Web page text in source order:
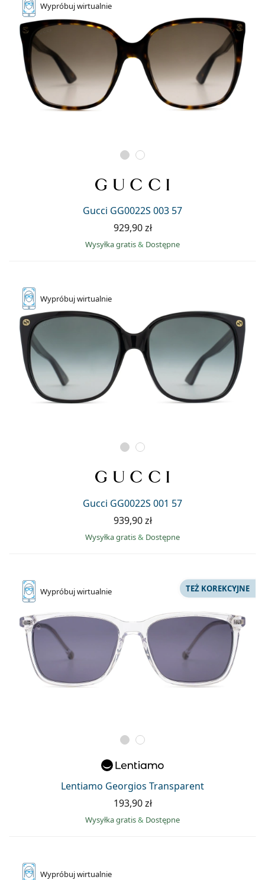
Wypróbujwirtualnie
Gucci GG0022S 003 57
929,90 zł
Wysyłka gratis& Dostępne
Wypróbujwirtualnie
Gucci GG0022S 001 57
939,90 zł
Wysyłka gratis& Dostępne
Wypróbujwirtualnie
Lentiamo Georgios Transparent
TEŻ KOREKCYJNE
193,90 zł
Wysyłka gratis& Dostępne
Wypróbujwirtualnie